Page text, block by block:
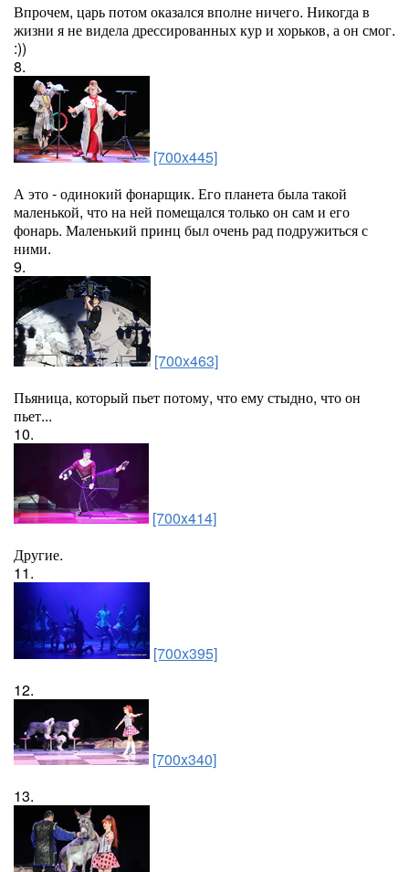
Впрочем, царь потом оказался вполне ничего. Никогда в
жизни я не видела дрессированных кур и хорьков, а он смог.
:))
8.
[700x445]
А это - одинокий фонарщик. Его планета была такой
маленькой, что на ней помещался только он сам и его
фонарь. Маленький принц был очень рад подружиться с
ними.
9.
[700x463]
Пьяница, который пьет потому, что ему стыдно, что он
пьет...
10.
[700x414]
Другие.
11.
[700x395]
12.
[700x340]
13.